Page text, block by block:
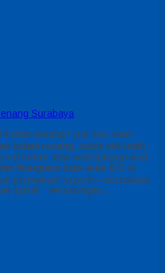
Surabaya
renang? yuk sini, kami
kolam renang, untuk info lebih
kolam atau waterplayground
fiberglass luas area 8×5 m
permainan seperti – perosotan
spiral – terowongan…